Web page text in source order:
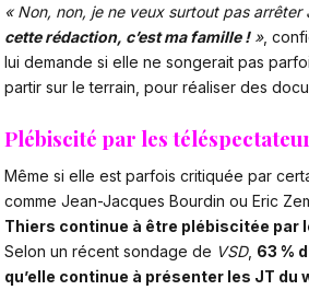
« Non, non, je ne veux surtout pas arrêter
cette rédaction, c’est ma famille !»,
lui demande si elle ne songerait pas
partir sur le terrain, pour réaliser des
Plébiscité par les
Même si elle est parfois critiquée par
comme Jean-Jacques Bourdin ou Eric
Thiers continue à être plébiscitée par
Selon un récent sondage de VSD, 63 %
qu’elle continue à présenter les JT du